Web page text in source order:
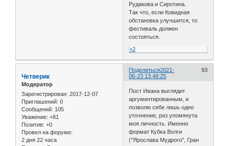
Рудакова и Сиротина.
Так что, если Ковидная
обстановка улучшится, то
фестиваль должен
состояться.
+2
Поделиться 93
2021-
06-23 13:48:25
Четверик
Модератор
Зарегистрирован: 2017-12-07
Приглашений: 0
Сообщений: 105
Уважение: +81
Позитив: +0
Провел на форуме:
2 дня 22 часа
Пост Ивана выглядит
аргументированным, и
позволю себе лишь одно
уточнение, раз упомянута
моя личность. Именно
формат Кубка Волги
("Ярослава Мудрого", Гран